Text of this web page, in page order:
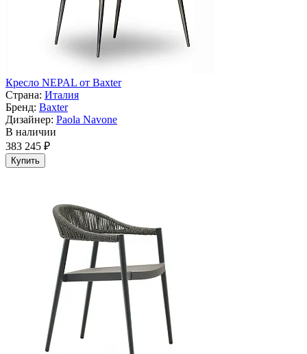
Кресло NEPAL от Baxter
Страна: Италия
Бренд: Baxter
Дизайнер: Paola Navone
В наличии
383 245 ₽
Купить